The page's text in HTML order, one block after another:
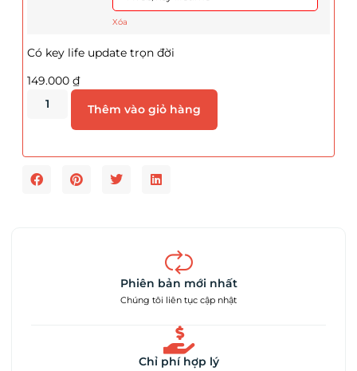
Xóa
Có key life update trọn đời
149.000 ₫
Thêm vào giỏ hàng
Phiên bản mới nhất
Chúng tôi liên tục cập nhật
Chỉ phí hợp lý